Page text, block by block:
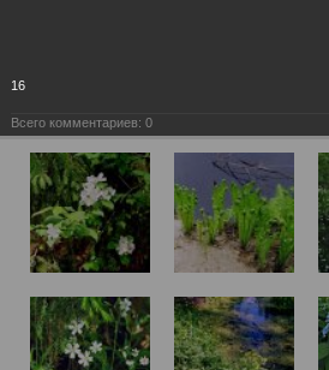
16
Всего комментариев: 0